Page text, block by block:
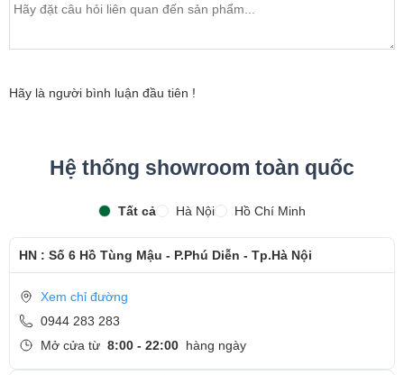
dẫn kiểm tra lại màn hình mới
- Bàn Giao máy lại cho khách hàng !
Cảm ơn quý khách đã dành thời gian tham khảo và
quan tâm tới dịch vụ thay màn hình tại Ngọc Nguyễn
Care
- HotlineCSKH dịch vụ sửa chữa: 0944-283-283
Hãy là người bình luận đầu tiên !
Hệ thống showroom toàn quốc
Tất cả Hà Nội Hồ Chí Minh
HN : Số 6 Hồ Tùng Mậu - P.Phú Diễn - Tp.Hà Nội
Xem chỉ đường
0944 283 283
Mở cửa từ 8:00 - 22:00 hàng ngày